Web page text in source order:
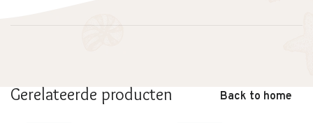
Gerelateerde producten Back to home